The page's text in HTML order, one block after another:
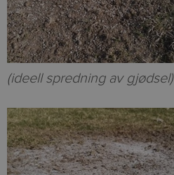
(ideell spredning av gjødsel)